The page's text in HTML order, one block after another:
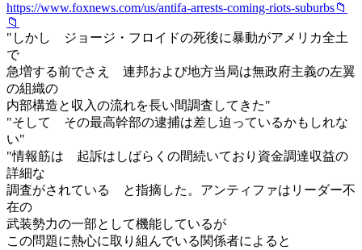
https://www.foxnews.com/us/antifa-arrests-coming-riots-suburbs📁
📁
"しかし ジョージ・フロイドの死後に暴動がアメリカ全土
で
急増する前でさえ 連邦および地方当局は無政府主義の左翼
の組織の
内部構造と収入の流れを長い間調査してきた"
"そして その最高幹部の逮捕は差し迫っているかもしれな
い"
"情報筋は 起訴はしばらくの間続いており資金調達収益の
詳細な
調査がされている と指摘した。アンティファはリーダー不
在の
武装勢力の一部として機能しているが
この問題に熱心に取り組んでいる関係者によると